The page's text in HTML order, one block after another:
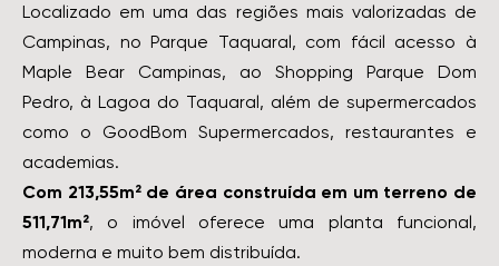
Localizado em uma das regiões mais valorizadas de
Campinas, no Parque Taquaral, com fácil acesso à
Maple Bear Campinas, ao Shopping Parque Dom
Pedro, à Lagoa do Taquaral, além de supermercados
como o GoodBom Supermercados, restaurantes e
academias.
Com 213,55m² de área construída em um terreno de
511,71m², o imóvel oferece uma planta funcional,
moderna e muito bem distribuída.